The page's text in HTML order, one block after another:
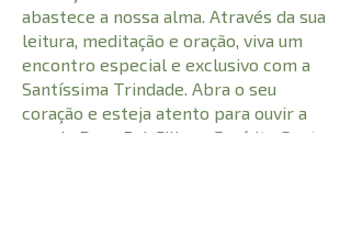
abastece a nossa alma. Através da sua
leitura, meditação e oração, viva um
encontro especial e exclusivo com a
Santíssima Trindade. Abra o seu
coração e esteja atento para ouvir a
voz do Deus Pai, Filho e Espírito Santo